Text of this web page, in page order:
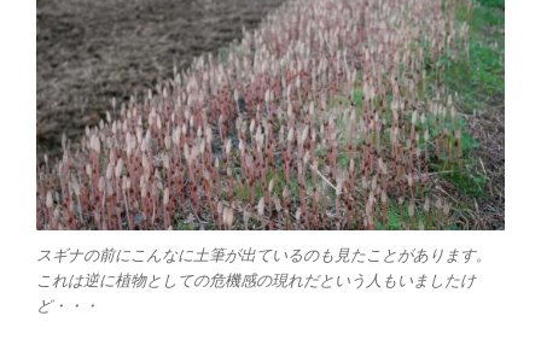
スギナの前にこんなに土筆が出ているのも見たことがあります。
これは逆に植物としての危機感の現れだという人もいましたけ
ど・・・